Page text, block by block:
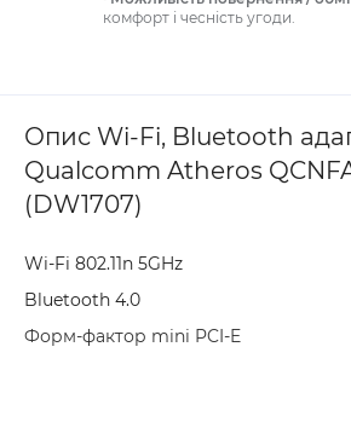
комфорт і чесність угоди.
Опис Wi-Fi, Bluetooth
Qualcomm Atheros
(DW1707)
Wi-Fi 802.11n 5GHz
Bluetooth 4.0
Форм-фактор mini PCI-E